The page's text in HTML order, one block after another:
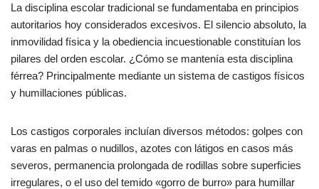
La disciplina escolar tradicional se fundamentaba en principios
autoritarios hoy considerados excesivos. El silencio absoluto, la
inmovilidad física y la obediencia incuestionable constituían los
pilares del orden escolar. ¿Cómo se mantenía esta disciplina
férrea? Principalmente mediante un sistema de castigos físicos
y humillaciones públicas.
Los castigos corporales incluían diversos métodos: golpes con
varas en palmas o nudillos, azotes con látigos en casos más
severos, permanencia prolongada de rodillas sobre superficies
irregulares, o el uso del temido «gorro de burro» para humillar